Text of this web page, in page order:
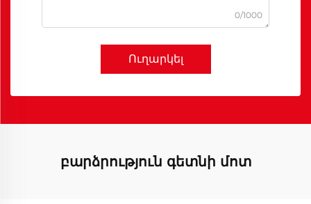
0/1000
Ուղարկել
բարձրություն գետնի մոտ